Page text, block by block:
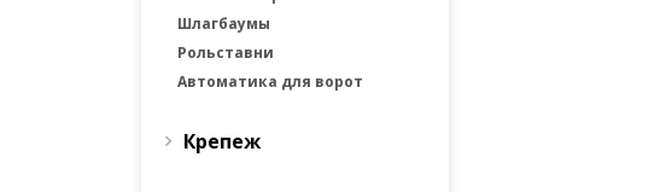
Шлагбаумы
Рольставни
Автоматика для ворот
Крепеж